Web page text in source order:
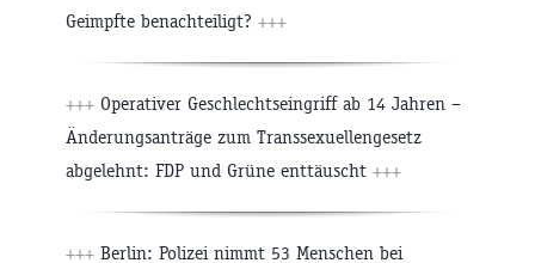
Geimpfte benachteiligt? +++
+++ Operativer Geschlechtseingriff ab 14 Jahren –
Änderungsanträge zum Transsexuellengesetz
abgelehnt: FDP und Grüne enttäuscht +++
+++ Berlin: Polizei nimmt 53 Menschen bei